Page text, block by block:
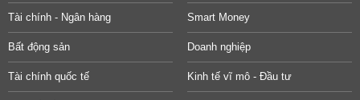
Tài chính - Ngân hàng Smart Money
Bất động sản Doanh nghiệp
Tài chính quốc tế Kinh tế vĩ mô - Đầu tư